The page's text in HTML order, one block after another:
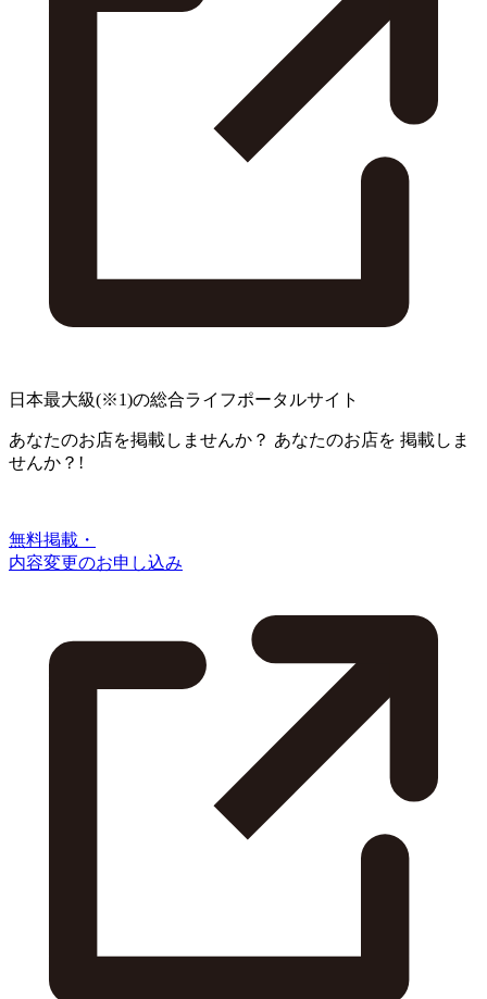
日本最大級(※1)の総合ライフポータルサイト
あなたのお店を掲載しませんか？ あなたのお店を 掲載しま
せんか？!
無料掲載・
内容変更のお申し込み